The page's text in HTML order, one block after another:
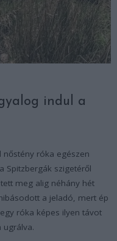
indul a
róka egészen
Spitzbergák szigetéről
meg alig néhány hét
a jeladó, mert ép
róka képes ilyen távot
ugrálva.